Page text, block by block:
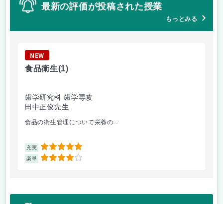
最新の評価が投稿された授業
もっとみる
NEW
食品衛生(1)
歯学研究科 歯学専攻
田中正俊先生
食品の衛生管理について栄養の...
充実 5
楽単 4